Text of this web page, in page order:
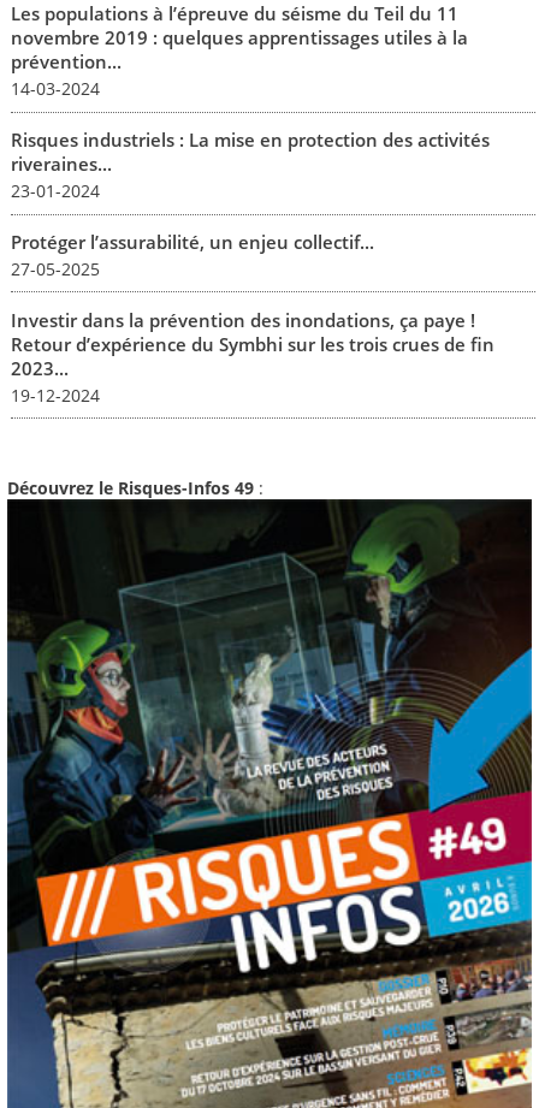
Les populations à l’épreuve du séisme du Teil du 11
novembre 2019 : quelques apprentissages utiles à la
prévention...
14-03-2024
Risques industriels : La mise en protection des activités
riveraines...
23-01-2024
Protéger l’assurabilité, un enjeu collectif...
27-05-2025
Investir dans la prévention des inondations, ça paye !
Retour d’expérience du Symbhi sur les trois crues de fin
2023...
19-12-2024
Découvrez le Risques-Infos 49 :